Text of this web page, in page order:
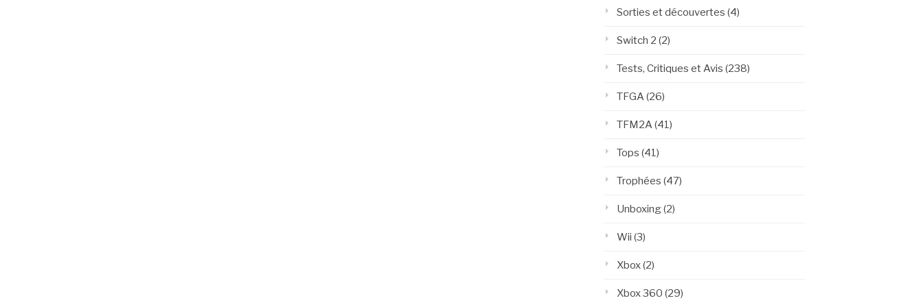
Sorties et découvertes (4)
Switch 2 (2)
Tests, Critiques et Avis (238)
TFGA (26)
TFM2A (41)
Tops (41)
Trophées (47)
Unboxing(2)
Wii (3)
Xbox(2)
Xbox 360 (29)